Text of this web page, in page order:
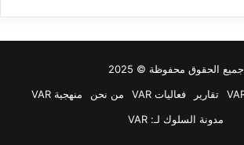
جميع الحقوق محفوظة © 2025
تقارير فعاليات VAR من نحن
منهجية VAR
مدونة السلوك لـ: VAR